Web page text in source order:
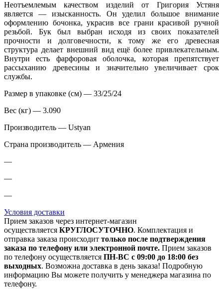
Неотъемлемым качеством изделий от Григория Устяня
является — изысканность. Он уделил большое внимание
оформлению бочонка, украсив все грани красивой ручной
резьбой. Бук был выбран исходя из своих показателей
прочности и долговечности, к тому же его древесная
структура делает внешний вид ещё более привлекательным.
Внутри есть фарфоровая оболочка, которая препятствует
рассыханию древесины и значительно увеличивает срок
службы.
Размер в упаковке (см) — 33/25/24
Вес (кг) — 3.090
Производитель — Ustyan
Страна производитель — Армения
—
—
—
Условия доставки
Прием заказов через интернет-магазин
осуществляется КРУГЛОСУТОЧНО. Комплектация и
отправка заказа происходит только после подтверждения
заказа по телефону или электронной почте. Прием заказов
по телефону осуществляется ПН-ВС с 09:00 до 18:00 без
выходных. Возможна доставка в день заказа! Подробную
информацию Вы можете получить у менеджера магазина по
телефону.